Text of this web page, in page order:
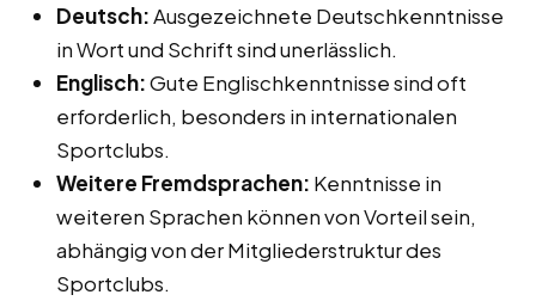
Deutsch:Ausgezeichnete Deutschkenntnisse
in Wort und Schrift sind unerlässlich.
Englisch:Gute Englischkenntnisse sind oft
erforderlich, besonders in internationalen
Sportclubs.
Weitere Fremdsprachen: Kenntnisse in
weiteren Sprachen können von Vorteil sein,
abhängig von der Mitgliederstruktur des
Sportclubs.